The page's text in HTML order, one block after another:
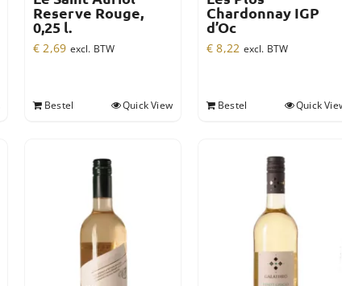
Reserve Rouge,
0,25 l.
€ 2,69 excl. BTW
Bestel Quick View
Chardonnay IGP
d’Oc
€ 8,22 excl. BTW
Bestel Quick